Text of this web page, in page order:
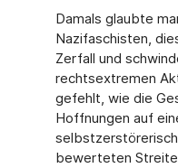
Damals glaubte
Nazifaschisten,
Zerfall und
rechtsextremen
gefehlt, wie die
Hoffnungen auf
bewerteten